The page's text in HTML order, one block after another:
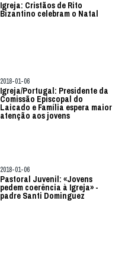
Igreja: Cristãos de Rito
Bizantino celebram o Natal
2018-01-06
Igreja/Portugal: Presidente da
Comissão Episcopal do
Laicado e Família espera maior
atenção aos jovens
2018-01-06
Pastoral Juvenil: «Jovens
pedem coerência à Igreja» -
padre Santi Dominguez